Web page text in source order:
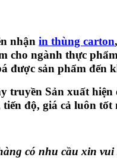
nhận in thùng carton
cho ngành thực
được sản phẩm đến
Sản xuất hiện
độ, giá cả luôn tốt
có nhu cầu xin